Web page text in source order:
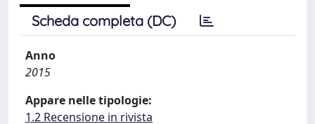
Scheda completa (DC)
Anno
2015
Appare nelle tipologie:
1.2 Recensione in rivista